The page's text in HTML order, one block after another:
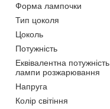
Форма лампочки
Тип цоколя
Цоколь
Потужність
Еквівалентна потужність
лампи розжарювання
Напруга
Колір світіння